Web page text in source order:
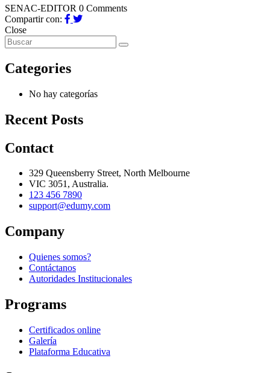
SENAC-EDITOR 0 Comments
Compartir con:
Close
Categories
No hay categorías
Recent Posts
Contact
329 Queensberry Street, North Melbourne
VIC 3051, Australia.
123 456 7890
support@edumy.com
Company
Quienes somos?
Contáctanos
Autoridades Institucionales
Programs
Certificados online
Galería
Plataforma Educativa